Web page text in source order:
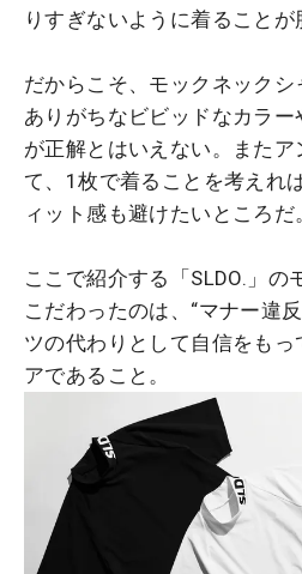
りすぎないように着ることが
だからこそ、モックネック
ありがちなビビッドなカラ
が正解とはいえない。またア
て、1枚で着ることを考えれ
ィット感も避けたいところだ
ここで紹介する「SLDO.」の
こだわったのは、“マナー違
ツの代わりとして自信をも
アであること。